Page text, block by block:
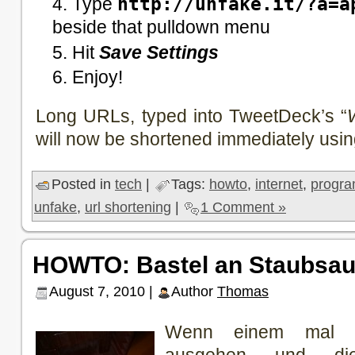
beside that pulldown menu
HitSave Settings
Enjoy!
Long URLs, typed into TweetDeck’s “
will now be shortened immediately
Posted in tech Tags: howto, internet,
unfake, url shortening 1 Comment »
HOWTO: Bastel an
August 7, 2010 | Author Thomas
Wenn einem mal